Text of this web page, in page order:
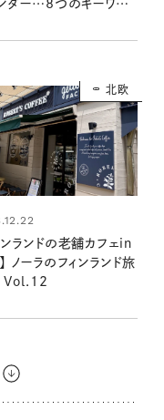
ダー…8つのキーワード
北欧
ンランドの老舗カフェin
ノーラのフィンランド旅
Vol.12